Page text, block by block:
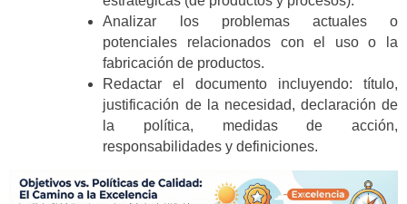
Analizar los problemas actuales o
potenciales relacionados con el uso o la
fabricación de productos.
Redactar el documento incluyendo: título,
justificación de la necesidad, declaración de
la política, medidas de acción,
responsabilidades y definiciones.